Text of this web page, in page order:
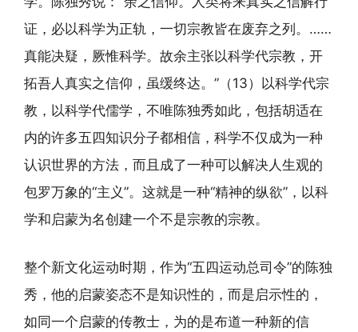
证，必以科学为正轨，一切宗教皆在废弃之列。……
真能决疑，厥惟科学。故余主张以科学代宗教，开
拓吾人真实之信仰，虽缓终达。”（13）以科学代宗
教，以科学代儒学，不唯陈独秀如此，包括胡适在
内的许多五四知识分子都相信，科学不仅成为一种
认识世界的方法，而且成了一种可以解决人生观的
包罗万象的“主义”。这就是一种“精神的纵欲”，以科
学和启蒙为名创建一个不是宗教的宗教。
整个新文化运动时期，作为“五四运动总司令”的陈独
秀，他的启蒙姿态不是知识性的，而是启示性的，
如同一个启蒙的传教士，为的是布道一种新的信